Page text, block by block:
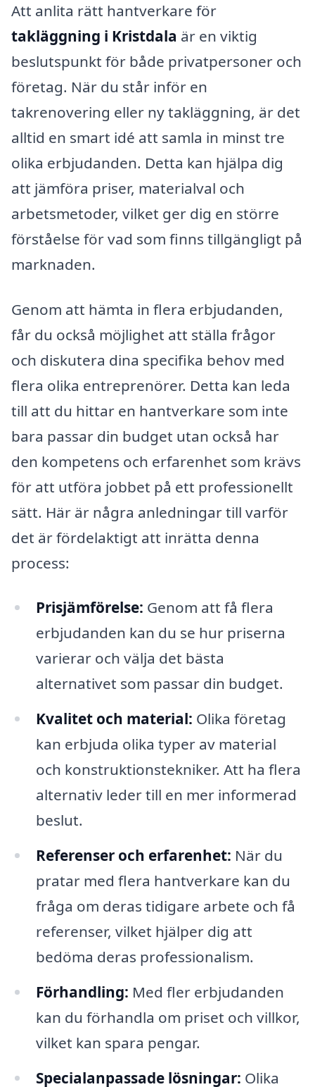
Att anlita rätt hantverkare för
takläggning i Kristdala är en viktig
beslutspunkt för både privatpersoner och
företag. När du står inför en
takrenovering eller ny takläggning, är det
alltid en smart idé att samla in minst tre
olika erbjudanden. Detta kan hjälpa dig
att jämföra priser, materialval och
arbetsmetoder, vilket ger dig en större
förståelse för vad som finns tillgängligt på
marknaden.
Genom att hämta in flera erbjudanden,
får du också möjlighet att ställa frågor
och diskutera dina specifika behov med
flera olika entreprenörer. Detta kan leda
till att du hittar en hantverkare som inte
bara passar din budget utan också har
den kompetens och erfarenhet som krävs
för att utföra jobbet på ett professionellt
sätt. Här är några anledningar till varför
det är fördelaktigt att inrätta denna
process:
Prisjämförelse: Genom att få flera
erbjudanden kan du se hur priserna
varierar och välja det bästa
alternativet som passar din budget.
Kvalitet och material: Olika företag
kan erbjuda olika typer av material
och konstruktionstekniker. Att ha flera
alternativ leder till en mer informerad
beslut.
Referenser och erfarenhet: När du
pratar med flera hantverkare kan du
fråga om deras tidigare arbete och få
referenser, vilket hjälper dig att
bedöma deras professionalism.
Förhandling: Med fler erbjudanden
kan du förhandla om priset och villkor,
vilket kan spara pengar.
Specialanpassade lösningar: Olika